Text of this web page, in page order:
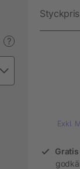
?
Styckpris
Exkl.